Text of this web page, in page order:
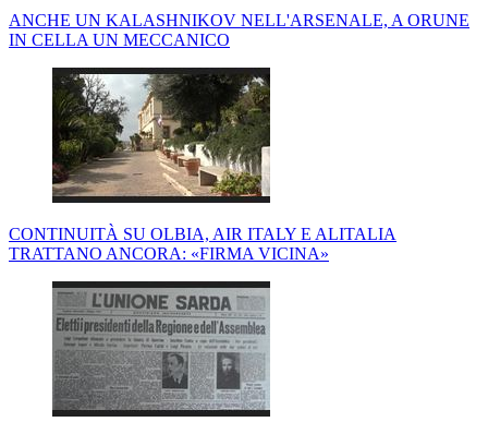
ANCHE UN KALASHNIKOV NELL'ARSENALE, A ORUNE
IN CELLA UN MECCANICO
CONTINUITÀ SU OLBIA, AIR ITALY E ALITALIA
TRATTANO ANCORA: «FIRMA VICINA»